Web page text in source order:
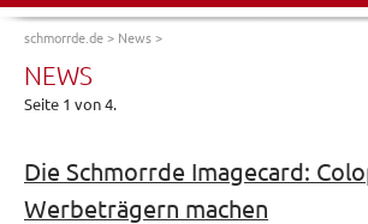
schmorrde.de> News>
NEWS
Seite 1 von 4.
Die Schmorrde Imagecard:
Werbeträgern machen